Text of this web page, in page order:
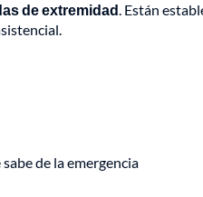
de extremidad. Están
de la emergencia